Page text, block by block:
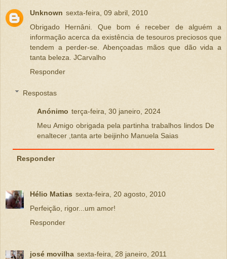
Unknown sexta-feira, 09 abril, 2010
Obrigado Hernâni. Que bom é receber de alguém a
informação acerca da existência de tesouros preciosos que
tendem a perder-se. Abençoadas mãos que dão vida a
tanta beleza. JCarvalho
Responder
Respostas
Anónimo terça-feira, 30 janeiro, 2024
Meu Amigo obrigada pela partinha trabalhos lindos De
enaltecer ,tanta arte beijinho Manuela Saias
Responder
Hélio Matias sexta-feira, 20 agosto, 2010
Perfeição, rigor...um amor!
Responder
josé movilha sexta-feira, 28 janeiro, 2011